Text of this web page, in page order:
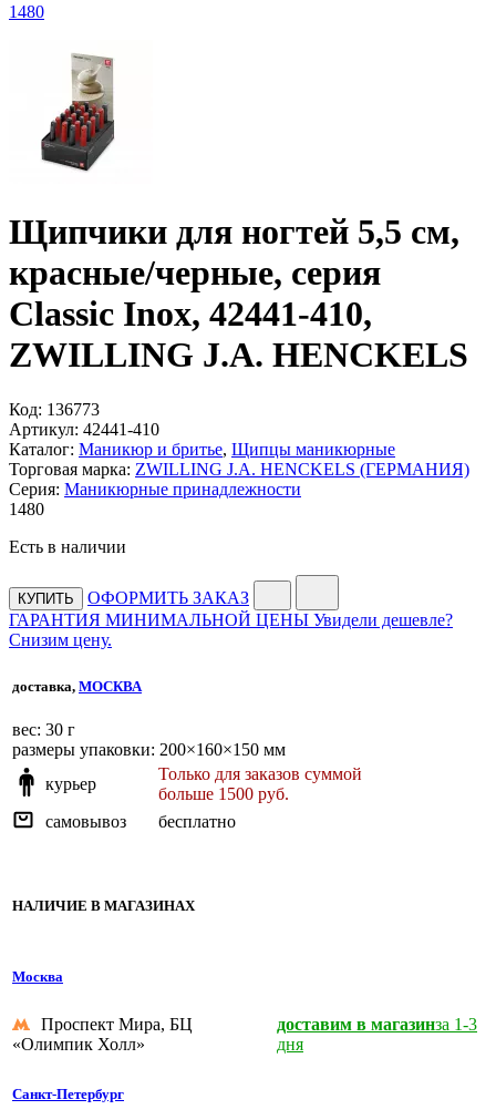
1480
Щипчики для ногтей 5,5 см,
красные/черные, серия
Classic Inox, 42441-410,
ZWILLING J.A. HENCKELS
Код: 136773
Артикул: 42441-410
Каталог: Маникюр и бритье, Щипцы маникюрные
Торговая марка: ZWILLING J.A. HENCKELS (ГЕРМАНИЯ)
Серия: Маникюрные принадлежности
1480
Есть в наличии
КУПИТЬ
ОФОРМИТЬ ЗАКАЗ
ГАРАНТИЯ МИНИМАЛЬНОЙ ЦЕНЫ Увидели дешевле?
Снизим цену.
доставка, МОСКВА
веc: 30 г
размеры упаковки: 200×160×150 мм
курьер
Только для заказов суммой
больше 1500 руб.
самовывоз
бесплатно
НАЛИЧИЕ В МАГАЗИНАХ
Москва
Проспект Мира, БЦ
«Олимпик Холл»
доставим в магазинза 1-3
дня
Санкт-Петербург